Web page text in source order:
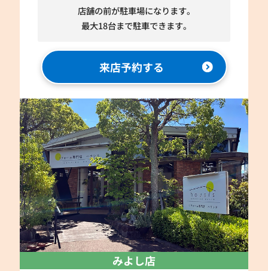
店舗の前が駐車場になります。
最大18台まで駐車できます。
来店予約する
みよし店